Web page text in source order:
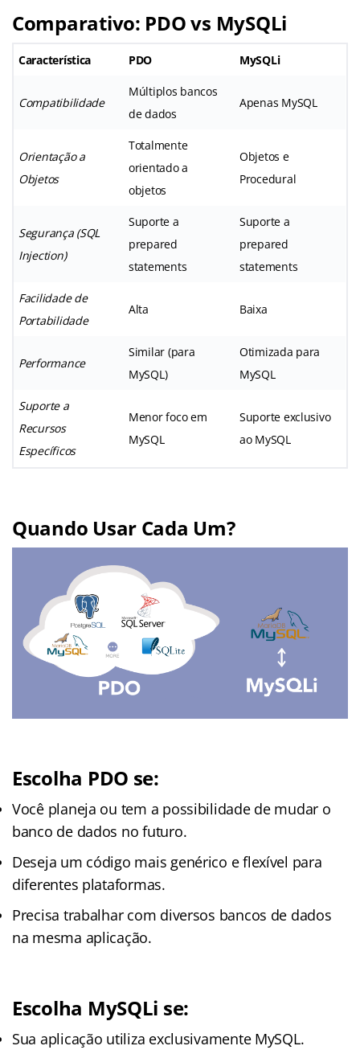
Comparativo: PDO vs MySQLi
Característica PDO MySQLi
Compatibilidade
Múltiplos bancos
de dados
Apenas MySQL
Orientação a
Objetos
Totalmente
orientado a
objetos
Objetos e
Procedural
Segurança (SQL
Injection)
Suporte a
prepared
statements
Suporte a
prepared
statements
Facilidade de
Portabilidade
Alta Baixa
Performance
Similar (para
MySQL)
Otimizada para
MySQL
Suporte a
Recursos
Específicos
Menor foco em
MySQL
Suporte exclusivo
ao MySQL
Quando Usar Cada Um?
Escolha PDO se:
Você planeja ou tem a possibilidade de mudar o
banco de dados no futuro.
Deseja um código mais genérico e flexível para
diferentes plataformas.
Precisa trabalhar com diversos bancos de dados
na mesma aplicação.
Escolha MySQLi se:
Sua aplicação utiliza exclusivamente MySQL.